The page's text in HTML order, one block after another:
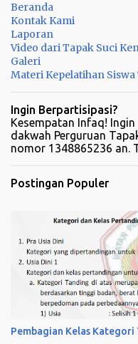
e
n
t
a
Beranda
Kontak Kami
Laporan
Video dari Tapak Suci
Galeri
Materi Kepelatihan Siswa
Ingin Berpartisipasi?
Kesempatan Infaq!
dakwah Perguruan
nomor 1348865236 an.
Postingan Populer
Pembagian Kelas Kategori